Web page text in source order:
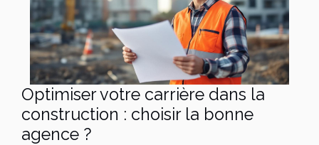
Optimiser votre carrière dans la
construction : choisir la bonne
agence ?